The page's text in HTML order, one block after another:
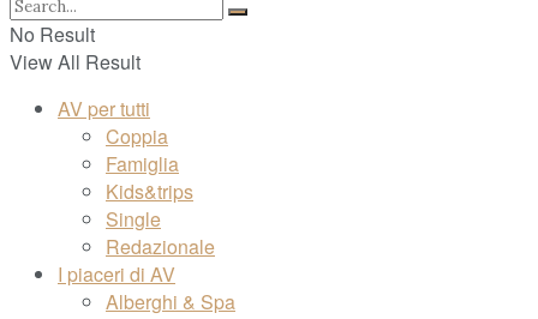
No Result
View All Result
AV per tutti
Coppia
Famiglia
Kids&trips
Single
Redazionale
I piaceri di AV
Alberghi & Spa